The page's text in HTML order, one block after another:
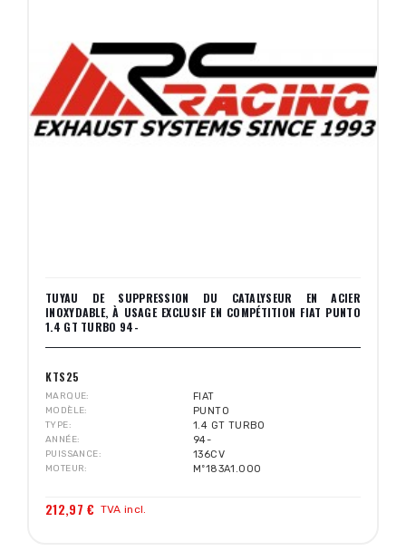
TUYAU DE SUPPRESSION DU CATALYSEUR EN ACIER
INOXYDABLE, À USAGE EXCLUSIF EN COMPÉTITION FIAT PUNTO
1.4 GT TURBO 94-
KTS25
MARQUE FIAT
MODÈLE PUNTO
TYPE 1.4 GT TURBO
ANNÉE 94-
PUISSANCE 136CV
MOTEUR Mº183A1.000
212,97 € TVA incl.